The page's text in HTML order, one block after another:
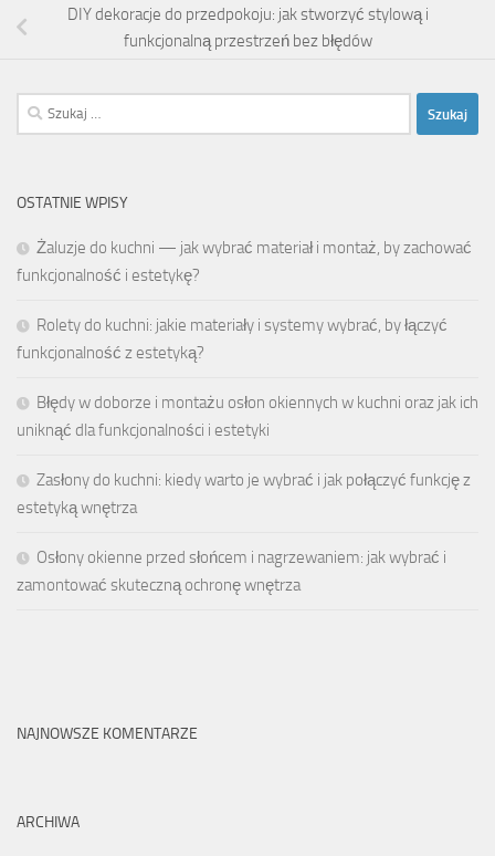
DIY dekoracje do przedpokoju: jak stworzyć stylową i
funkcjonalną przestrzeń bez błędów
Szukaj:
OSTATNIE WPISY
Żaluzje do kuchni — jak wybrać materiał i montaż, by zachować
funkcjonalność i estetykę?
Rolety do kuchni: jakie materiały i systemy wybrać, by łączyć
funkcjonalność z estetyką?
Błędy w doborze i montażu osłon okiennych w kuchni oraz jak ich
uniknąć dla funkcjonalności i estetyki
Zasłony do kuchni: kiedy warto je wybrać i jak połączyć funkcję z
estetyką wnętrza
Osłony okienne przed słońcem i nagrzewaniem: jak wybrać i
zamontować skuteczną ochronę wnętrza
NAJNOWSZE KOMENTARZE
ARCHIWA